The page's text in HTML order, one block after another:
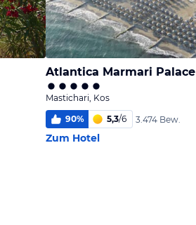
Atlantica Marmari Palace
Mastichari, Kos
90% 5,3/6 3.474 Bew.
Zum Hotel